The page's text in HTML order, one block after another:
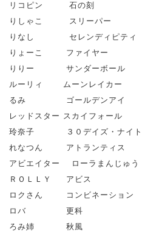
リコピン 石の刻
りしゃこ スリーパー
りなし セレンディピティ
りょーこ ファイヤー
りりー サンダーボール
ルーリィ ムーンレイカー
るみ ゴールデンアイ
レッドスター スカイフォール
玲奈子 ３０デイズ・ナイト
れなつん アトランティス
アビエイター ローラまんじゅう
ＲＯＬＬＹ アビス
ロクさん コンビネーション
ロバ 更科
ろみ姉 秋風